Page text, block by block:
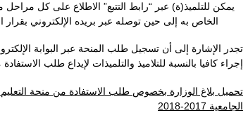
يمكن للتلميذ(ة) عبر “رابط التتبع” الاطلاع على كل
الخاص به إلى حين توصله عبر بريده الإلكتروني بقرار
تجدر الإشارة إلى أن تسجيل طلب المنحة عبر البوابة
إجراء كافيا بالنسبة للتلاميذ والتلميذات لإيداع طلب
تحميل بلاغ الوزارة بخصوص طلب الاستفادة من منحة
الجامعية 2017-2018